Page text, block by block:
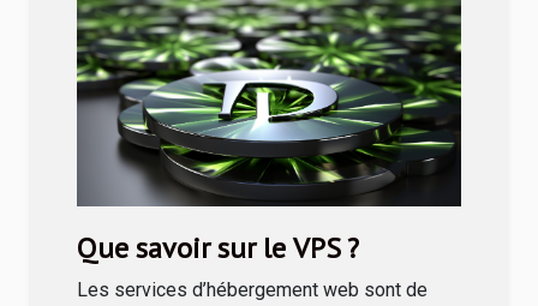
Que savoir sur le VPS ?
Les services d’hébergement web sont de